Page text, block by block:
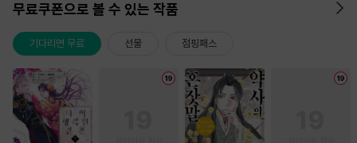
무료쿠폰으로 볼 수 있는 작품
기다리면 무료 선물 점핑패스